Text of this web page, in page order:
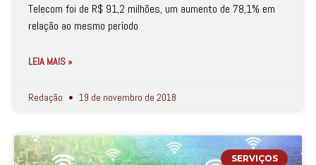
Telecom foi de R$ 91,2 milhões, um aumento de 78,1% em
relação ao mesmo período
LEIA MAIS »
Redação 19 de novembro de 2018
SERVIÇOS